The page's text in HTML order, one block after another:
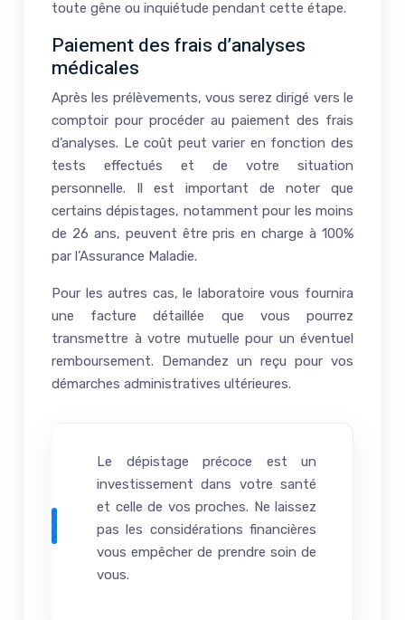
toute gêne ou inquiétude pendant cette étape.
Paiement des frais d’analyses
médicales
Après les prélèvements, vous serez dirigé vers le
comptoir pour procéder au paiement des frais
d’analyses. Le coût peut varier en fonction des
tests effectués et de votre situation
personnelle. Il est important de noter que
certains dépistages, notamment pour les moins
de 26 ans, peuvent être pris en charge à 100%
par l’Assurance Maladie.
Pour les autres cas, le laboratoire vous fournira
une facture détaillée que vous pourrez
transmettre à votre mutuelle pour un éventuel
remboursement. Demandez un reçu pour vos
démarches administratives ultérieures.
Le dépistage précoce est un
investissement dans votre santé
et celle de vos proches. Ne laissez
pas les considérations financières
vous empêcher de prendre soin de
vous.